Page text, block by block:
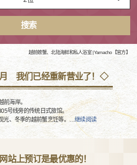
搜索
越前螃蟹、北陆海鲜和私人浴室 |Yamacho【官方】
我们已经重新营业了！◇
前海岸。
号线旁的传统日式旅馆。
、冬季的越前蟹烹饪等。 …继续阅读
站上预订是最优惠的！